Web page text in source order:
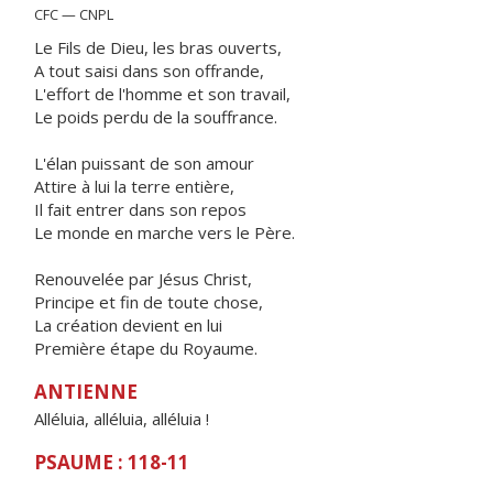
CFC — CNPL
Le Fils de Dieu, les bras ouverts,
A tout saisi dans son offrande,
L'effort de l'homme et son travail,
Le poids perdu de la souffrance.
L'élan puissant de son amour
Attire à lui la terre entière,
Il fait entrer dans son repos
Le monde en marche vers le Père.
Renouvelée par Jésus Christ,
Principe et fin de toute chose,
La création devient en lui
Première étape du Royaume.
ANTIENNE
Alléluia, alléluia, alléluia !
PSAUME : 118-11